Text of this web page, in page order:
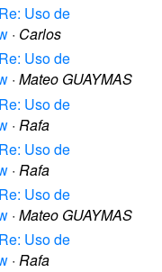
Uso de
· Carlos
Uso de
· Mateo GUAYMAS
Uso de
· Rafa
Uso de
· Rafa
Uso de
· Mateo GUAYMAS
Uso de
· Rafa